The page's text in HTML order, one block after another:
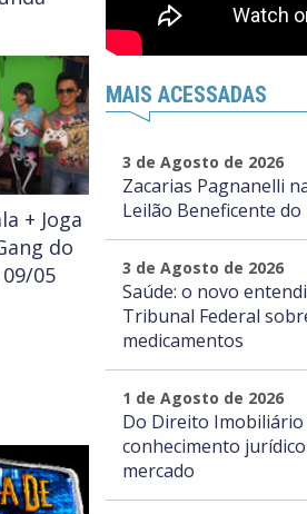
+ Joga
do
05
MAIS ACESSADAS
3 de Agosto de 2026
Zacarias Pagnanelli
Leilão Beneficente
3 de Agosto de 2026
Saúde: o novo
Tribunal Federal
medicamentos
1 de Agosto de 2026
Do Direito Imobiliário
conhecimento
mercado